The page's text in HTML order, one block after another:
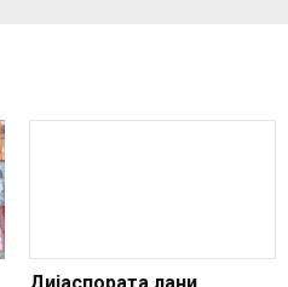
Дијаспората лани